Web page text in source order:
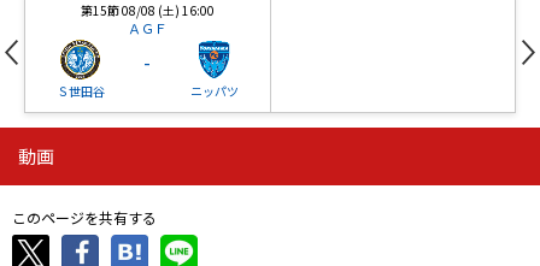
第15節 08/08 (土) 16:00
ＡＧＦ
Ｓ世田谷
-
ニッパツ
ニッパツ
ニッパツ
-
石人の星
動画
このページを共有する